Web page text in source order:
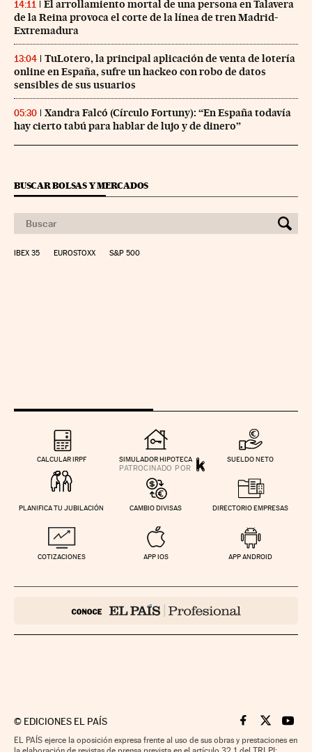
14:11
El arrollamiento mortal de una persona en Talavera
de la Reina provoca el corte de la línea de tren Madrid-
Extremadura
13:04
TuLotero, la principal aplicación de venta de lotería
online en España, sufre un hackeo con robo de datos
sensibles de sus usuarios
05:30
Xandra Falcó (Círculo Fortuny): “En España todavía
hay cierto tabú para hablar de lujo y de dinero”
BUSCAR BOLSAS Y MERCADOS
IBEX 35 EUROSTOXX S&P 500
CALCULAR IRPF SIMULADOR HIPOTECA SUELDO NETO
PLANIFICA TU JUBILACIÓN CAMBIO DIVISAS DIRECTORIO EMPRESAS
COTIZACIONES APP IOS APP ANDROID
© EDICIONES EL PAÍS Cinco Días en
Cinco Días
Cinco
EL PAÍS ejerce la oposición expresa frente al uso de sus obras y prestaciones en